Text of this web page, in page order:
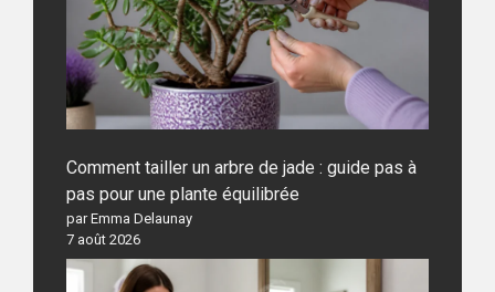
Comment tailler un arbre de jade : guide pas à
pas pour une plante équilibrée
par Emma Delaunay
7 août 2026